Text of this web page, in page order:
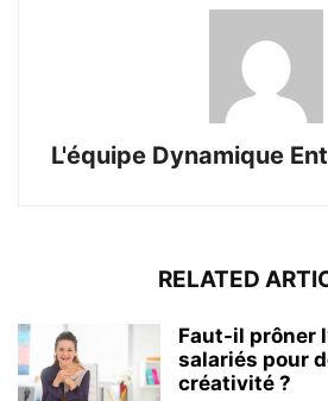
L'équipe Dynamique
RELATED
Faut-il prôner
salariés pour
créativité ?